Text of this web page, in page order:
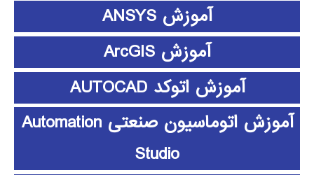
آموزش ANSYS
آموزش ArcGIS
آموزش اتوکد AUTOCAD
آموزش اتوماسیون صنعتی Automation
Studio